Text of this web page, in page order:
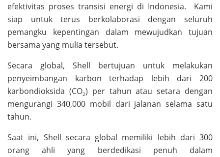
efektivitas proses transisi energi di Indonesia. Kami
siap untuk terus berkolaborasi dengan seluruh
pemangku kepentingan dalam mewujudkan tujuan
bersama yang mulia tersebut.
Secara global, Shell bertujuan untuk melakukan
penyeimbangan karbon terhadap lebih dari 200
karbondioksida (CO2) per tahun atau setara dengan
mengurangi 340,000 mobil dari jalanan selama satu
tahun.
Saat ini, Shell secara global memiliki lebih dari 300
orang ahli yang berdedikasi penuh dalam